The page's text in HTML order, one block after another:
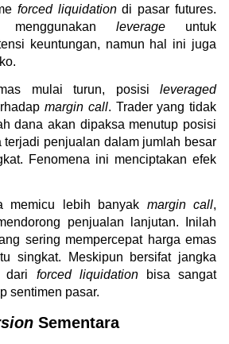
forced liquidation di pasar futures.
leverage untuk
keuntungan, namun hal ini juga
mulai turun, posisi
leveraged
margin call. Trader yang tidak
dana akan dipaksa menutup posisi
terjadi penjualan dalam jumlah besar
Fenomena ini menciptakan efek
memicu lebih banyak margin call,
penjualan lanjutan. Inilah
sering mempercepat harga emas
singkat. Meskipun bersifat jangka
dari forced liquidation bisa sangat
sentimen pasar.
Sementara